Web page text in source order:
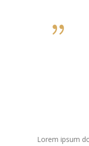
Lorem ipsum